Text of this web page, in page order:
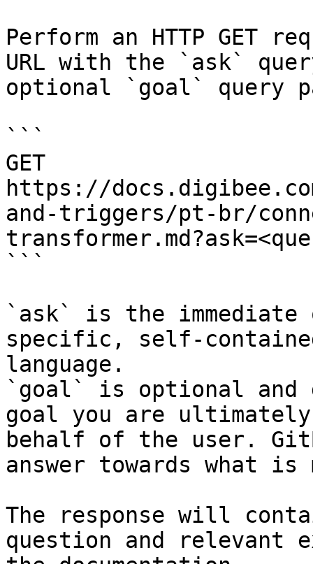
Perform an HTTP GET
URL with the `ask`
optional `goal` query
```
GET
https://
and-triggers/pt-br/
```
`ask` is the
specific, self-
language.
`goal` is optional and
goal you are
behalf of the user.
answer towards what
The response will
question and relevant